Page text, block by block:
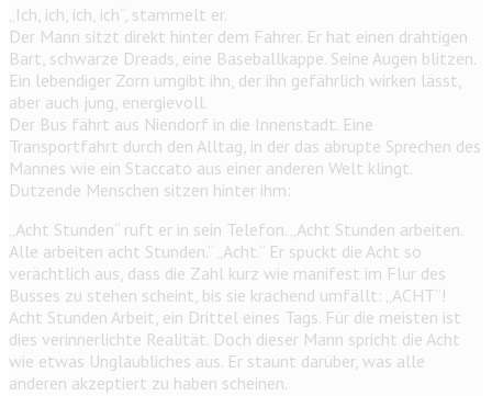
„Ich, ich, ich, ich“, stammelt er.
Der Mann sitzt direkt hinter dem Fahrer. Er hat einen drahtigen
Bart, schwarze Dreads, eine Baseballkappe. Seine Augen blitzen.
Ein lebendiger Zorn umgibt ihn, der ihn gefährlich wirken lässt,
aber auch jung, energievoll.
Der Bus fährt aus Niendorf in die Innenstadt. Eine
Transportfahrt durch den Alltag, in der das abrupte Sprechen des
Mannes wie ein Staccato aus einer anderen Welt klingt.
Dutzende Menschen sitzen hinter ihm:
„Acht Stunden“ ruft er in sein Telefon. „Acht Stunden arbeiten.
Alle arbeiten acht Stunden.“ „Acht.“ Er spuckt die Acht so
verächtlich aus, dass die Zahl kurz wie manifest im Flur des
Busses zu stehen scheint, bis sie krachend umfällt: „ACHT“!
Acht Stunden Arbeit, ein Drittel eines Tags. Für die meisten ist
dies verinnerlichte Realität. Doch dieser Mann spricht die Acht
wie etwas Unglaubliches aus. Er staunt darüber, was alle
anderen akzeptiert zu haben scheinen.